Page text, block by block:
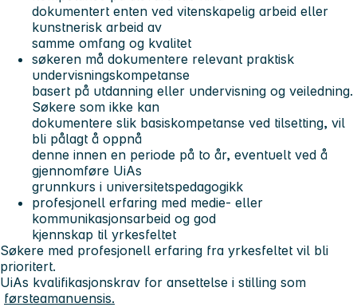
dokumentert enten ved vitenskapelig arbeid eller
kunstnerisk arbeid av
samme omfang og kvalitet
søkeren må dokumentere relevant praktisk
undervisningskompetanse
basert på utdanning eller undervisning og veiledning.
Søkere som ikke kan
dokumentere slik basiskompetanse ved tilsetting, vil
bli pålagt å oppnå
denne innen en periode på to år, eventuelt ved å
gjennomføre UiAs
grunnkurs i universitetspedagogikk
profesjonell erfaring med medie- eller
kommunikasjonsarbeid og god
kjennskap til yrkesfeltet
Søkere med profesjonell erfaring fra yrkesfeltet vil bli
prioritert.
UiAs kvalifikasjonskrav for ansettelse i stilling som
førsteamanuensis.